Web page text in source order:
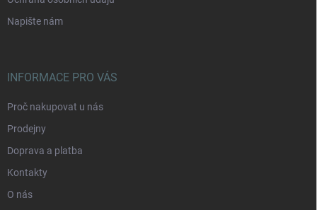
Napište nám
INFORMACE PRO VÁS
Proč nakupovat u nás
Prodejny
Doprava a platba
Kontakty
O nás